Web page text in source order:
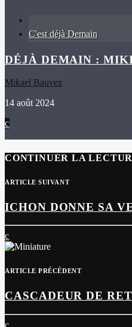
C'est déjà Demain
DÉJÀ DEMAIN :
Mikael Bauvez
14 août 2024
CONTINUER LA
ARTICLE SUIVANT
ICHON DONNE SA
ARTICLE PRÉCÉDENT
CASCADEUR DE